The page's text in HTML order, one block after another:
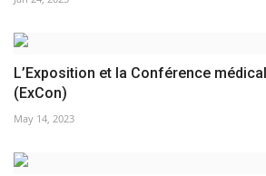
L’Exposition et la Conférence
(ExCon)
May 14, 2023